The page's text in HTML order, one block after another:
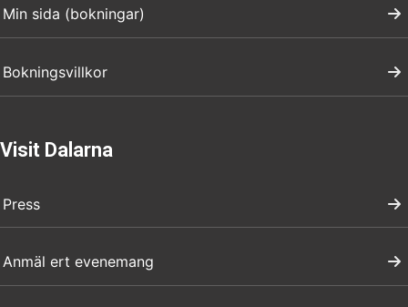
Min sida (bokningar)
Bokningsvillkor
Visit Dalarna
Press
Anmäl ert evenemang